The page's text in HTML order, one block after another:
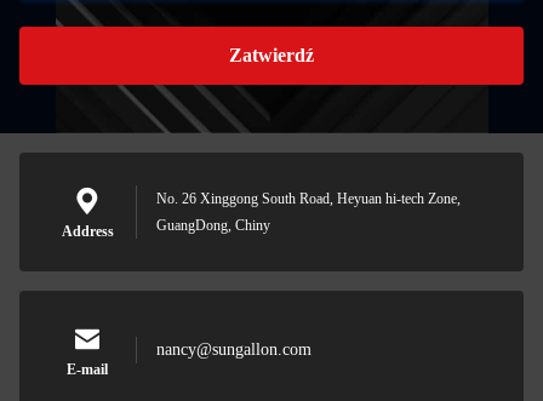
Zatwierdź
Address
No. 26 Xinggong South Road, Heyuan hi-tech Zone,
GuangDong, Chiny
E-mail
nancy@sungallon.com